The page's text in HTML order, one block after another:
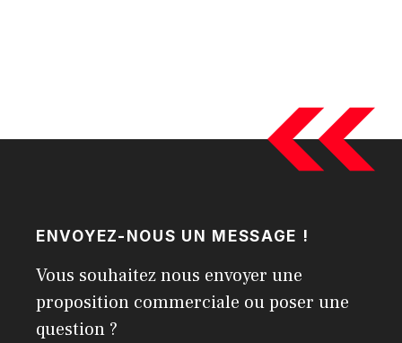
ENVOYEZ-NOUS UN MESSAGE !
Vous souhaitez nous envoyer une
proposition commerciale ou poser une
question ?